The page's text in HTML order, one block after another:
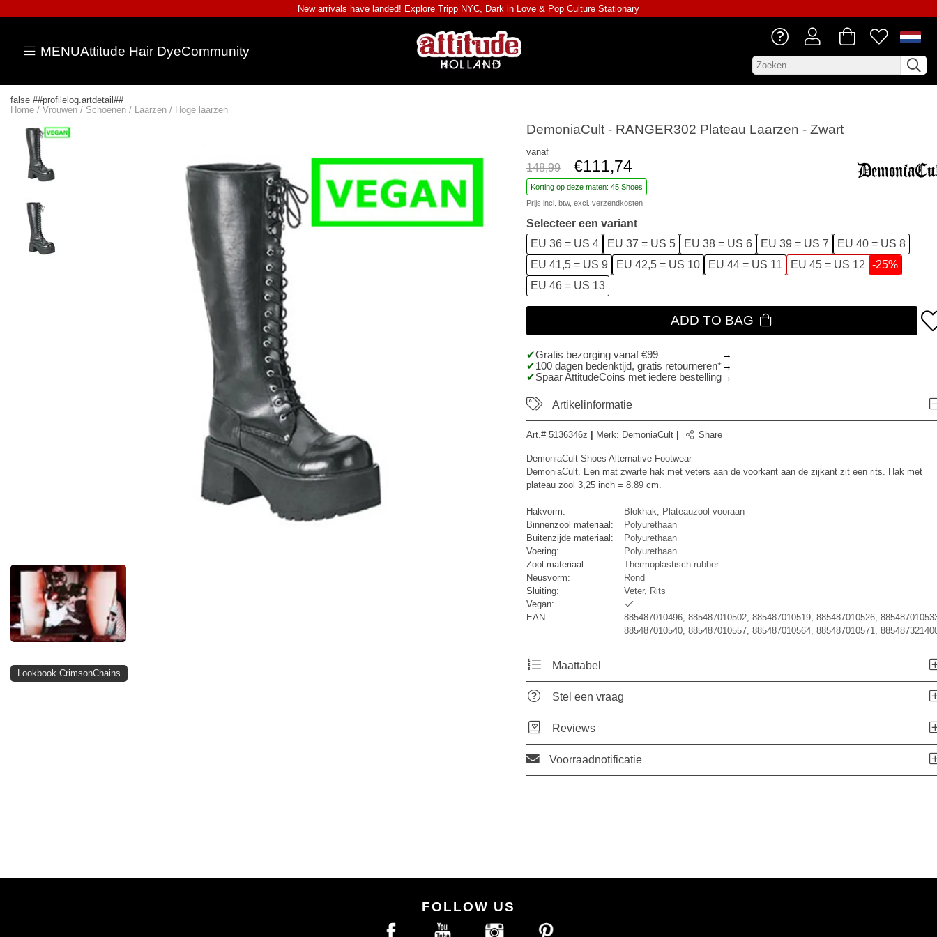
New arrivals have landed! Explore Tripp NYC, Dark in Love & Pop Culture Stationary
MENUAttitude Hair DyeCommunity
false ##profilelog.artdetail##
Home / Vrouwen / Schoenen / Laarzen / Hoge laarzen
Lookbook CrimsonChains
DemoniaCult - RANGER302 Plateau Laarzen - Zwart
vanaf
148,99 €111,74
Korting op deze maten: 45 Shoes
Prijs incl. btw, excl. verzendkosten
Selecteer een variant
EU 36 = US 4
EU 37 = US 5 EU 38 = US 6 EU 39 = US 7
EU 40 = US 8
EU 41,5 = US 9
EU 42,5 = US 10 EU 44 = US 11 EU 45 = US 12
-25%
EU 46 = US 13
ADD TO BAG
Gratis bezorging vanaf €99
100 dagen bedenktijd, gratis retourneren*
Spaar AttitudeCoins met iedere bestelling
Artikelinformatie
Art.# 5136346z Merk: DemoniaCult Share
DemoniaCult Shoes Alternative Footwear
DemoniaCult. Een mat zwarte hak met veters aan de voorkant aan de zijkant zit een rits. Hak met
plateau zool 3,25 inch = 8.89 cm.
Hakvorm:
Blokhak, Plateauzool vooraan
Binnenzool materiaal:
Polyurethaan
Buitenzijde materiaal:
Polyurethaan
Voering:
Polyurethaan
Zool materiaal:
Thermoplastisch rubber
Neusvorm:
Rond
Sluiting:
Veter, Rits
Vegan:
EAN:
885487010496, 885487010502, 885487010519, 885487010526,
885487010540, 885487010557, 885487010564, 885487010571,
Maattabel
Stel een vraag
Reviews
Voorraadnotificatie
FOLLOW US